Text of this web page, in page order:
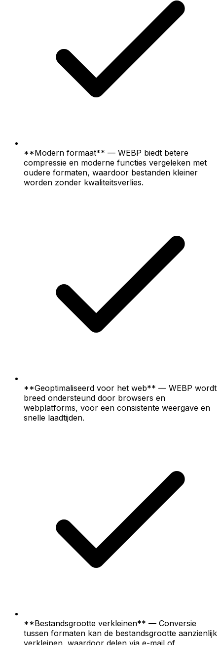
**Modern formaat** — WEBP biedt betere
compressie en moderne functies vergeleken met
oudere formaten, waardoor bestanden kleiner
worden zonder kwaliteitsverlies.
**Geoptimaliseerd voor het web** — WEBP wordt
breed ondersteund door browsers en
webplatforms, voor een consistente weergave en
snelle laadtijden.
**Bestandsgrootte verkleinen** — Conversie
tussen formaten kan de bestandsgrootte aanzienlijk
verkleinen, waardoor delen via e-mail of